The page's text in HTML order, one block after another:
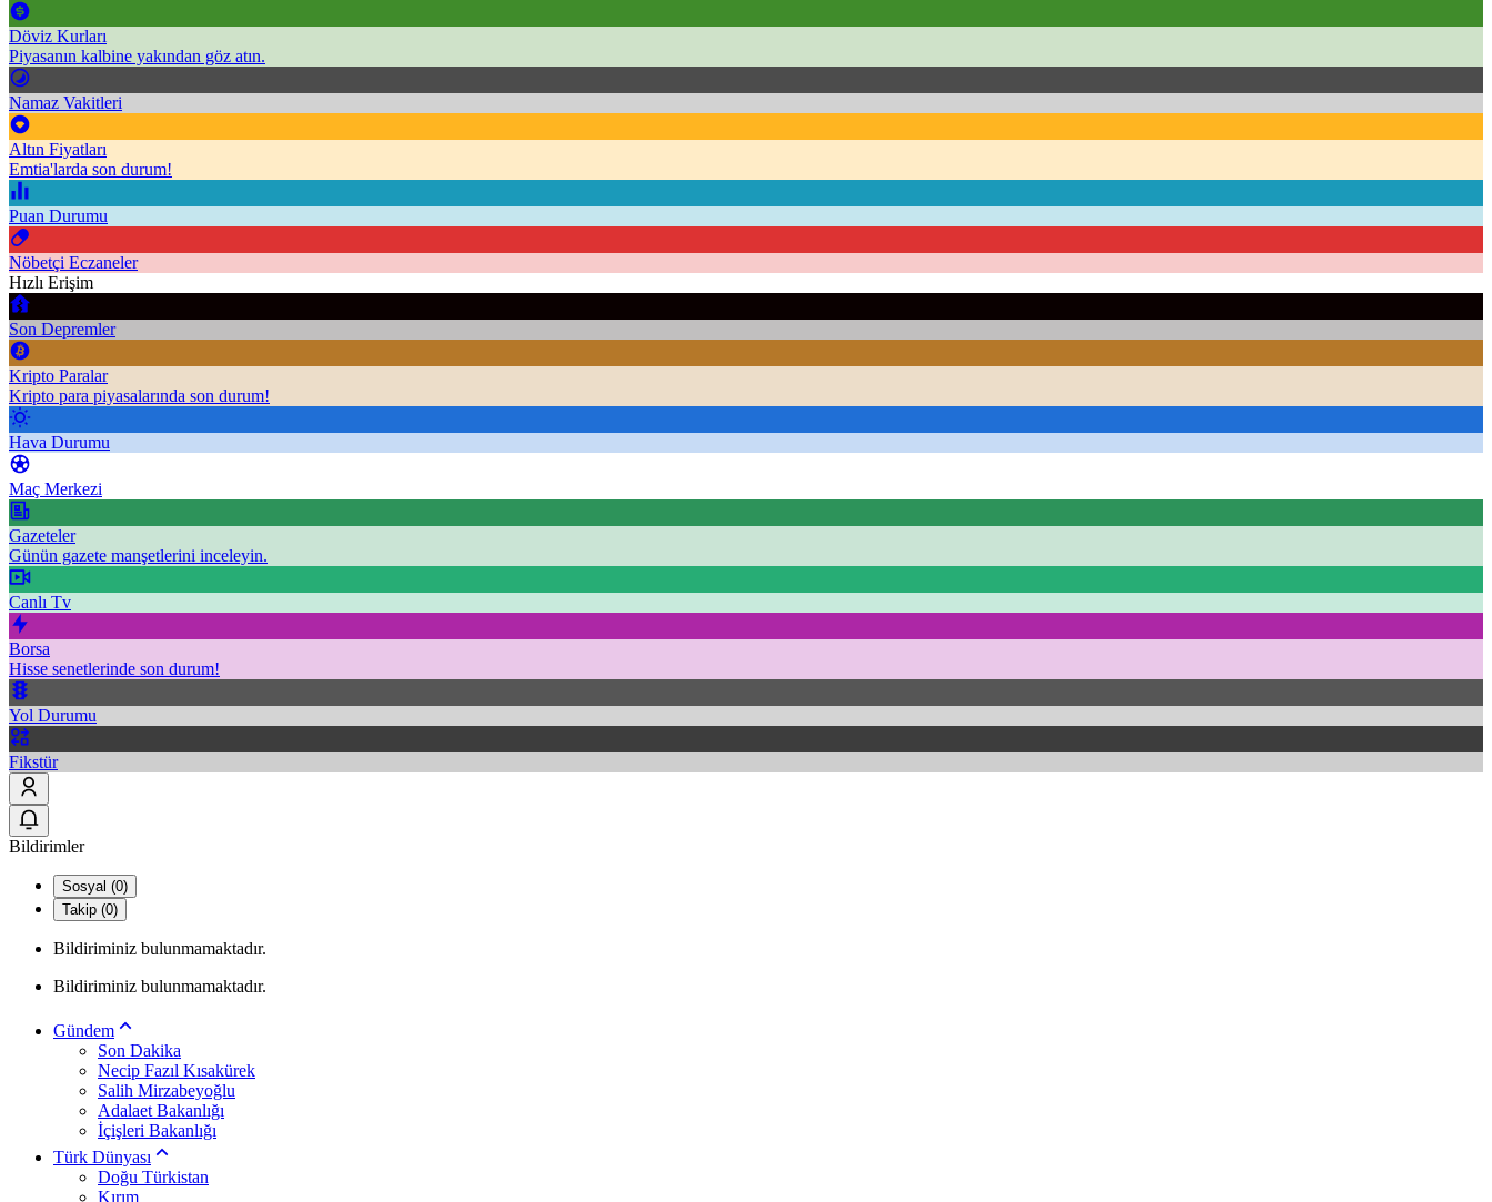
Döviz Kurları
Piyasanın kalbine yakından göz atın.
Namaz Vakitleri
Altın Fiyatları
Emtia'larda son durum!
Puan Durumu
Nöbetçi Eczaneler
Hızlı Erişim
Son Depremler
Kripto Paralar
Kripto para piyasalarında son durum!
Hava Durumu
Maç Merkezi
Gazeteler
Günün gazete manşetlerini inceleyin.
Canlı Tv
Borsa
Hisse senetlerinde son durum!
Yol Durumu
Fikstür
Bildirimler
Sosyal (0)
Takip (0)
Bildiriminiz bulunmamaktadır.
Bildiriminiz bulunmamaktadır.
Gündem
Son Dakika
Necip Fazıl Kısakürek
Salih Mirzabeyoğlu
Adalaet Bakanlığı
İçişleri Bakanlığı
Türk Dünyası
Doğu Türkistan
Kırım